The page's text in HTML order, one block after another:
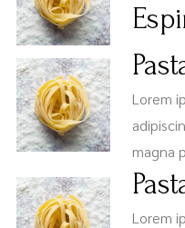
Lorem
magna
Lorem